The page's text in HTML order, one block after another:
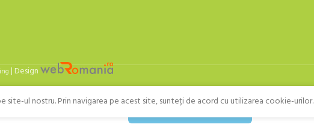
| Design
ul nostru. Prin navigarea pe acest site, sunteți de acord cu utilizarea cookie-urilor.
Retragere din contract